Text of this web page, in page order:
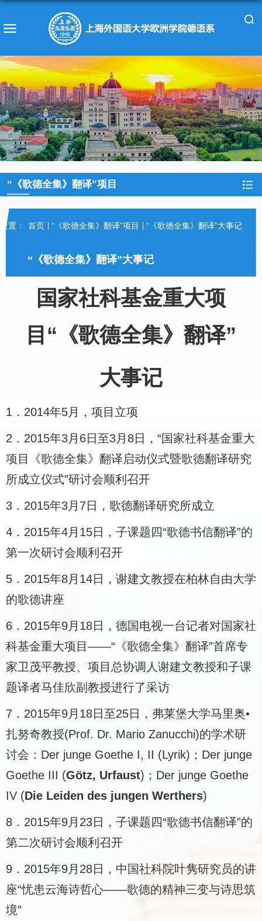
“《歌德全集》翻译”项目
置： 首页 “《歌德全集》翻译”项目 “《歌德全集》翻译”大事记
“《歌德全集》翻译”大事记
国家社科基金重大项
目“《歌德全集》翻译”
大事记
1． 2014年5月，项目立项
2． 2015年3月 6日至3月 8日，“国家社科基金重大
项目《歌德全集》翻译启动仪式暨歌德翻译研究
所成立仪式”研讨会顺利召开
3． 2015年3月 7日，歌德翻译研究所成立
4． 2015年4月 15日，子课题四“歌德书信翻译”的
第一次研讨会顺利召开
5． 2015年8月 14日，谢建文教授在柏林自由大学
的歌德讲座
6． 2015年9月 18日，德国电视一台记者对国家社
科基金重大项目——“《歌德全集》翻译”首席专
家卫茂平教授、项目总协调人谢建文教授和子课
题译者马佳欣副教授进行了采访
7． 2015年9月 18日至25日，弗莱堡大学马里奥•
扎努奇教授(Prof. Dr. Mario Zanucchi)的学术研
讨会： Der junge Goethe I, II (Lyrik)； Der junge
Goethe III (Götz, Urfaust) ； Der junge Goethe
IV (Die Leiden des jungen Werthers)
8． 2015年9月 23日，子课题四“歌德书信翻译”的
第二次研讨会顺利召开
9． 2015年9月 28日，中国社科院叶隽研究员的讲
座“忧患云海诗哲心——歌德的精神三变与诗思筑
境”